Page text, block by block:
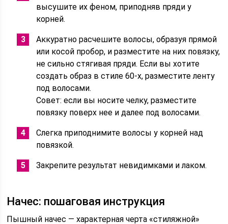
высушите их феном, приподняв пряди у
корней.
Аккуратно расчешите волосы, образуя прямой
или косой пробор, и разместите на них повязку,
не сильно стягивая пряди. Если вы хотите
создать образ в стиле 60-х, разместите ленту
под волосами.
Совет: если вы носите челку, разместите
повязку поверх нее и далее под волосами.
Слегка приподнимите волосы у корней над
повязкой.
Закрепите результат невидимками и лаком.
Начес: пошаговая инструкция
Пышный начес — характерная черта «стиляжной»